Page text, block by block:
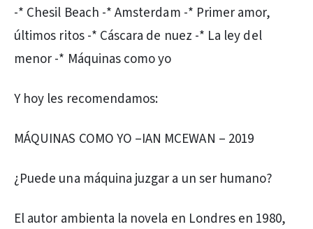
-* Chesil Beach -* Amsterdam -* Primer amor,
últimos ritos -* Cáscara de nuez -* La ley del
menor -* Máquinas como yo
Y hoy les recomendamos:
MÁQUINAS COMO YO –IAN MCEWAN – 2019
¿Puede una máquina juzgar a un ser humano?
El autor ambienta la novela en Londres en 1980,